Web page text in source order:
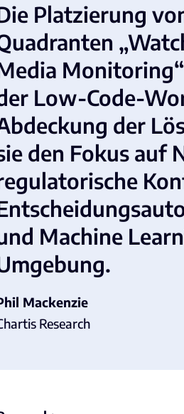
Platzierung
Low-Code-
der
den Fokus auf
Machine
Mackenzie
Research